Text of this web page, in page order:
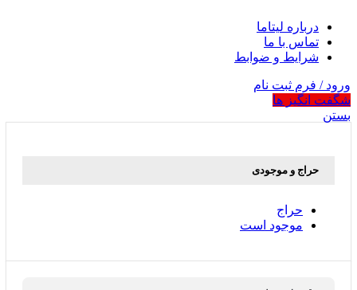
درباره لیتاما
تماس با ما
شرایط و ضوابط
ورود / فرم ثبت نام
شگفت انگیز ها
بستن
حراج و موجودی
حراج
موجود است